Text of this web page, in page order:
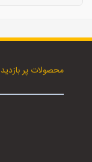
محصولات پر بازدید